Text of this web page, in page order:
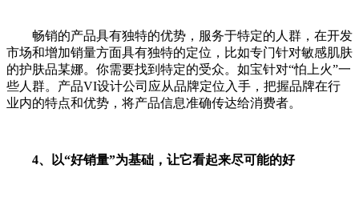
畅销的产品具有独特的优势，服务于特定的人群，在开发
市场和增加销量方面具有独特的定位，比如专门针对敏感肌肤
的护肤品某娜。你需要找到特定的受众。如宝针对“怕上火”一
些人群。产品VI设计公司应从品牌定位入手，把握品牌在行
业内的特点和优势，将产品信息准确传达给消费者。
4、以“好销量”为基础，让它看起来尽可能的好